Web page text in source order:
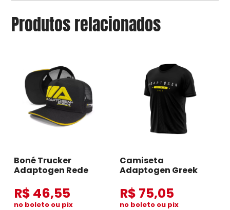
Produtos relacionados
Boné Trucker
Adaptogen Rede
R$ 46,55
no boleto ou pix
Camiseta
Adaptogen Greek
R$ 75,05
no boleto ou pix